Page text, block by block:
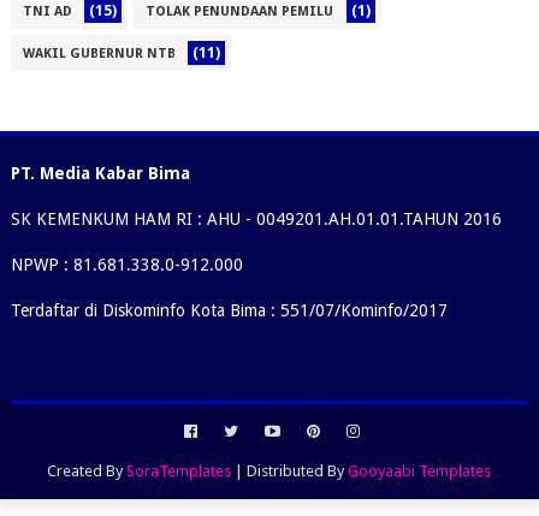
TNI AD (15) TOLAK PENUNDAAN PEMILU (1)
WAKIL GUBERNUR NTB (11)
PT. Media Kabar Bima
SK KEMENKUM HAM RI : AHU - 0049201.AH.01.01.TAHUN 2016
NPWP : 81.681.338.0-912.000
Terdaftar di Diskominfo Kota Bima : 551/07/Kominfo/2017
Created BySoraTemplates | Distributed ByGooyaabi Templates